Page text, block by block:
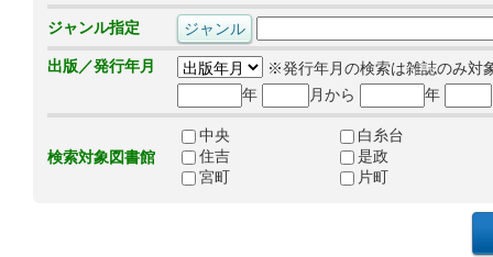
ジャンル指定
出版／発行年月
※発行年月の検索は雑誌のみ対
年
月から 年
検索対象図書館
中央
白糸台
住吉
是政
宮町
片町